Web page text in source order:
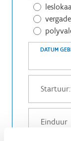
DATUM